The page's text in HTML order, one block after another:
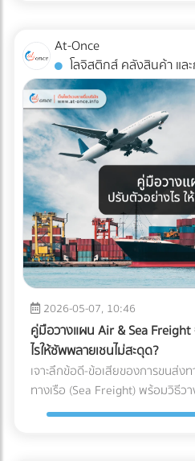
ป้องกันอุบัติเหตุ เหมาะกับใคร?: อ
คลังสินค้าที่ต้องการแยกประเภทรถบ
เด็ดขาด (เช่น รถเทรลเลอร์ส่งของ
ของออกทางด้านข้าง) เช็กลิสต์: เลื
โจทย์ที่สุด? หากคุณกำลังจะสร้างค
เดิม ลองใช้ 3 คำถามนี้เป็นตัวกร
เป็นแบบไหน? (หากมีประตูฝั่งเดีย
หน้า-หลัง = ทำตัว I ได้) คุณใช้รถ
และมีรถน้อย การใช้ผังตัว U จะช่ว
ได้คุ้มค่ากว่า) ความเร็วหรือพื้นที่
ประหยัดพื้นที่และยืดหยุ่น ส่วนตัว I
กำลังมองหาผู้เชี่ยวชาญด้านคลัง
ออกแบบ Layout ที่ดีเป็นเพียงจุดเ
ที่แข็งแรง การติดตั้งชั้นวาง
และการวางระบบคลังสินค้า
ของคุณเติบโตอย่างมั่นคง หากคุ
ก่อสร้างคลังสินค้า, ผู้ให้บริการออก
(Racking), หรือผู้ให้บริการ
เวลาเสิร์ชหาให้ยุ่งยาก!
แต่ยังทำให้ข้อมูลวิ่งตรงเข้าสู่ระบบ
ไร้รอยต่อ 3. กระทบยอด
อย่างสม่ำเสมอ ข้อผิดพลาดสุดคล
เอกสาร" ไว้ทำทีเดียวตอนสิ้นปี ซึ่ง
Payment ของคุณแทบจะแบบ
สิ้นปีถือว่าสายเกินไป วิธีแก้: ต้อง
ระหว่าง Statement ธนาคาร กับ
เดือน" รวมถึงต้องมีการนับสต็อกสิ
อยู่เสมอ หากพบความผิดปกติจะได้
เหตุผลที่ธุรกิจยุค 2026 ขาด “สำ
การจ้างสำนักงานบัญชีที่ได้มาตรฐ
ธุรการหรือผู้คีย์ข้อมูล ราคาที่ต้อง
คือการลงทุน" ที่ช่วยชี้ชะตาความ
เหตุผลหลัก ดังนี้: 1. เป็นเครื่องดัก
สรรพากร สำนักงานบัญชีมืออาชีพ
ทำหน้าที่เป็น “แนวป้องกันแรก” ตรวจสอบความสอดคล้องของ
ตัวเลข (Reconciliation) เทียบเคียง
สมเหตุสมผล และช่วยอุดรอยรั่ว
สรรพากร 2. เปลี่ยนผ่านการยื่นเอกสารกระดาษ สู่ Digital Tax
อย่างไร้รอยต่อ สำนักงานบัญชียุค
At-Once
โลจิสติกส์ คลังสินค้า แล
2026-05-07, 10:46
คู่มือวางแผน Air & Sea
ไรให้ซัพพลายเชนไม่สะดุด?
เจาะลึกข้อดี-ข้อเสียของการขนส่ง
ทางเรือ (Sea Freight) พร้อมวิธี
ทุกวิกฤต ค้นหาพาร์ทเนอร์โลจิสติ